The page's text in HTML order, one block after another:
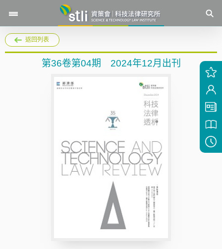
返回列表
第36卷第04期 2024年12月出刊